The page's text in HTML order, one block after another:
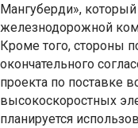
Мангуберди»,
железнодорожной
Кроме того, стороны
окончательного
проекта по поставке
высокоскоростных
планируется